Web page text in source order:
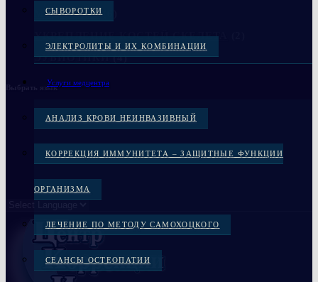
СЫВОРОТКИ
ЭЛЕКТРОЛИТЫ И ИХ КОМБИНАЦИИ
Услуги медцентра
АНАЛИЗ КРОВИ НЕИНВАЗИВНЫЙ
КОРРЕКЦИЯ ИММУНИТЕТА – ЗАЩИТНЫЕ ФУНКЦИИ
ОРГАНИЗМА
ЛЕЧЕНИЕ ПО МЕТОДУ САМОХОЦКОГО
СЕАНСЫ ОСТЕОПАТИИ
МЕДЦЕНТР(6)
УКРЕПЛЕНИЕ КОСТЕЙ СКЕЛЕТА
ЭУБИОТИКИ(4)
Выбрать язык